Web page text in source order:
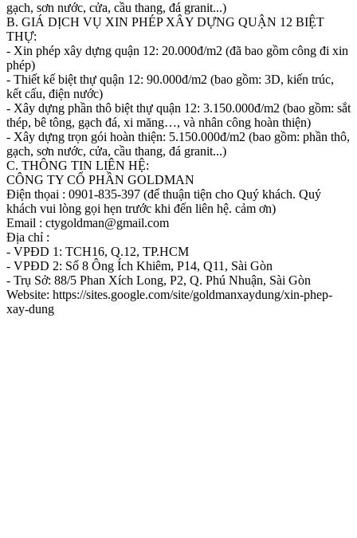
gạch, sơn nước, cửa, cầu thang, đá granit...)
B. GIÁ DỊCH VỤ XIN PHÉP XÂY DỰNG QUẬN 12 BIỆT
THỰ:
- Xin phép xây dựng quận 12: 20.000đ/m2 (đã bao gồm công đi xin
phép)
- Thiết kế biệt thự quận 12: 90.000đ/m2 (bao gồm: 3D, kiến trúc,
kết cấu, điện nước)
- Xây dựng phần thô biệt thự quận 12: 3.150.000đ/m2 (bao gồm: sắt
thép, bê tông, gạch đá, xi măng…, và nhân công hoàn thiện)
- Xây dựng trọn gói hoàn thiện: 5.150.000đ/m2 (bao gồm: phần thô,
gạch, sơn nước, cửa, cầu thang, đá granit...)
C. THÔNG TIN LIÊN HỆ:
CÔNG TY CỔ PHẦN GOLDMAN
Điện thọai : 0901-835-397 (để thuận tiện cho Quý khách. Quý
khách vui lòng gọi hẹn trước khi đến liên hệ. cảm ơn)
Email : ctygoldman@gmail.com
Địa chỉ :
- VPĐD 1: TCH16, Q.12, TP.HCM
- VPĐD 2: Số 8 Ông Ích Khiêm, P14, Q11, Sài Gòn
- Trụ Sở: 88/5 Phan Xích Long, P2, Q. Phú Nhuận, Sài Gòn
Website: https://sites.google.com/site/goldmanxaydung/xin-phep-
xay-dung